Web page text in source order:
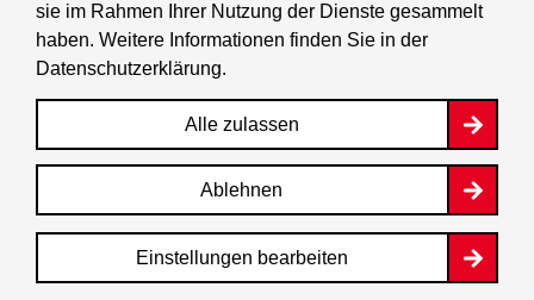
BerlinFinder
Berlin.de ist ein Angebot des Landes Berlin. Weitere
Informationen hierzu finden Sie im
sie im Rahmen Ihrer Nutzung der Dienste gesammelt
haben. Weitere Informationen finden Sie in der
Datenschutzerklärung.
Einstellungen bearbeiten
Ablehnen
Alle zulassen